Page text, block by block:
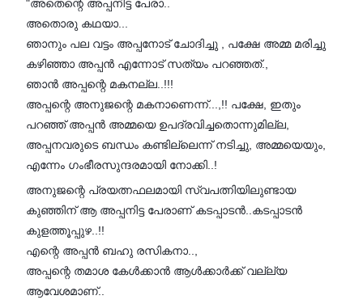
"അതെന്റെ അപ്പനിട്ട പേരാ..
അതൊരു കഥയാ...
ഞാനും പല വട്ടം അപ്പനോട് ചോദിച്ചു , പക്ഷേ അമ്മ മരിച്ചു
കഴിഞ്ഞാ അപ്പൻ എന്നോട് സത്യം പറഞ്ഞത്.,
ഞാൻ അപ്പന്റെ മകനല്ല..!!!
അപ്പന്റെ അനുജന്റെ മകനാണെന്ന്...,!! പക്ഷേ, ഇതും
പറഞ്ഞ് അപ്പൻ അമ്മയെ ഉപദ്രവിച്ചതൊന്നുമില്ല,
അപ്പനവരുടെ ബന്ധം കണ്ടില്ലെന്ന് നടിച്ചു, അമ്മയെയും,
എന്നേം ഗംഭീരസുന്ദരമായി നോക്കി..!
അനുജന്റെ പ്രയത്നഫലമായി സ്വപത്നിയിലുണ്ടായ
കുഞ്ഞിന് ആ അപ്പനിട്ട പേരാണ് കടപ്പാടൻ..കടപ്പാടൻ
കുളത്തൂപ്പുഴ..!!
എന്റെ അപ്പൻ ബഹു രസികനാ..,
അപ്പന്റെ തമാശ കേൾക്കാൻ ആൾക്കാർക്ക് വല്ല്യ
ആവേശമാണ്‌‌..